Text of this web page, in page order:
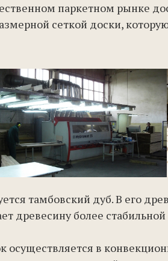
паркетном рынке
сеткой доски,
тамбовский дуб. В его
древесину более
осуществляется в